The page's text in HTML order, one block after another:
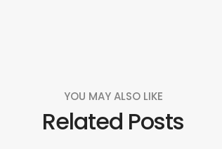
YOU MAY ALSO LIKE
Related Posts